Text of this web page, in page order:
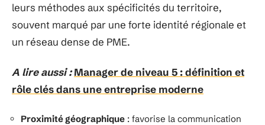
leurs méthodes aux spécificités du territoire,
souvent marqué par une forte identité régionale et
un réseau dense de PME.
A lire aussi : Manager de niveau 5 : définition et
rôle clés dans une entreprise moderne
Proximité géographique : favorise la communication